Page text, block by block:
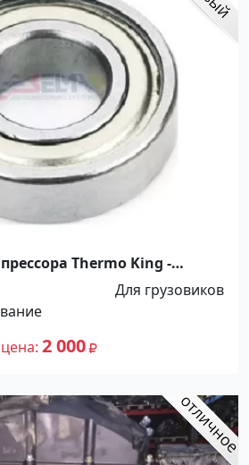
Thermo King -
Краснодар
Для грузовиков
цена 2 000